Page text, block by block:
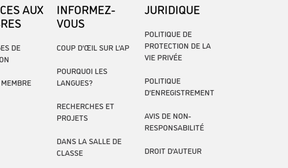
AUX
DE
INFORMEZ-
VOUS
COUP D’ŒIL SUR L’AP
POURQUOI LES
LANGUES?
RECHERCHES ET
PROJETS
DANS LA SALLE DE
CLASSE
JURIDIQUE
POLITIQUE DE
PROTECTION DE LA
VIE PRIVÉE
POLITIQUE
D’ENREGISTREMENT
AVIS DE NON-
RESPONSABILITÉ
DROIT D’AUTEUR